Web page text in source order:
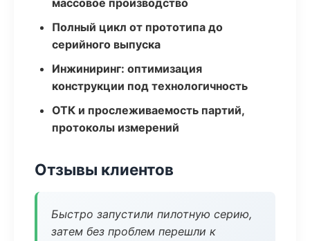
массовое производство
Полный цикл от прототипа до
серийного выпуска
Инжиниринг: оптимизация
конструкции под технологичность
ОТК и прослеживаемость партий,
протоколы измерений
Отзывы клиентов
Быстро запустили пилотную серию,
затем без проблем перешли к